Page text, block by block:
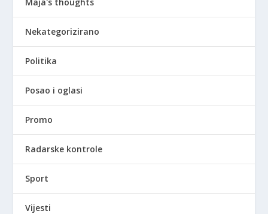
Nekategorizirano
Politika
Posao i oglasi
Promo
Radarske kontrole
Sport
Vijesti